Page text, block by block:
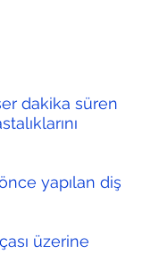
dakika süren
yapılan diş
üzerine